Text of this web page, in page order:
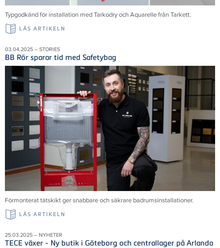
Typgodkänd för installation med Tarkodry och Aquarelle från Tarkett.
LÄS ARTIKELN
03.04.2025 – STORIES
BB Rör sparar tid med Safetybag
Förmonterat tätskikt ger snabbare och säkrare badrumsinstallationer.
LÄS ARTIKELN
25.03.2025 – NYHETER
TECE växer - Ny butik i Göteborg och centrallager på Arlanda